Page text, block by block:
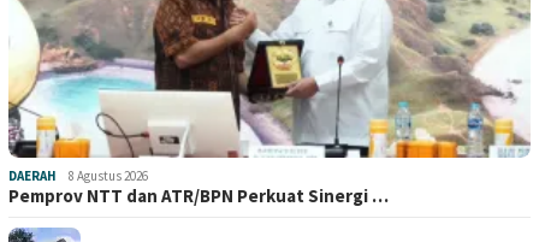
DAERAH 8 Agustus 2026
Pemprov NTT dan ATR/BPN Perkuat Sinergi …